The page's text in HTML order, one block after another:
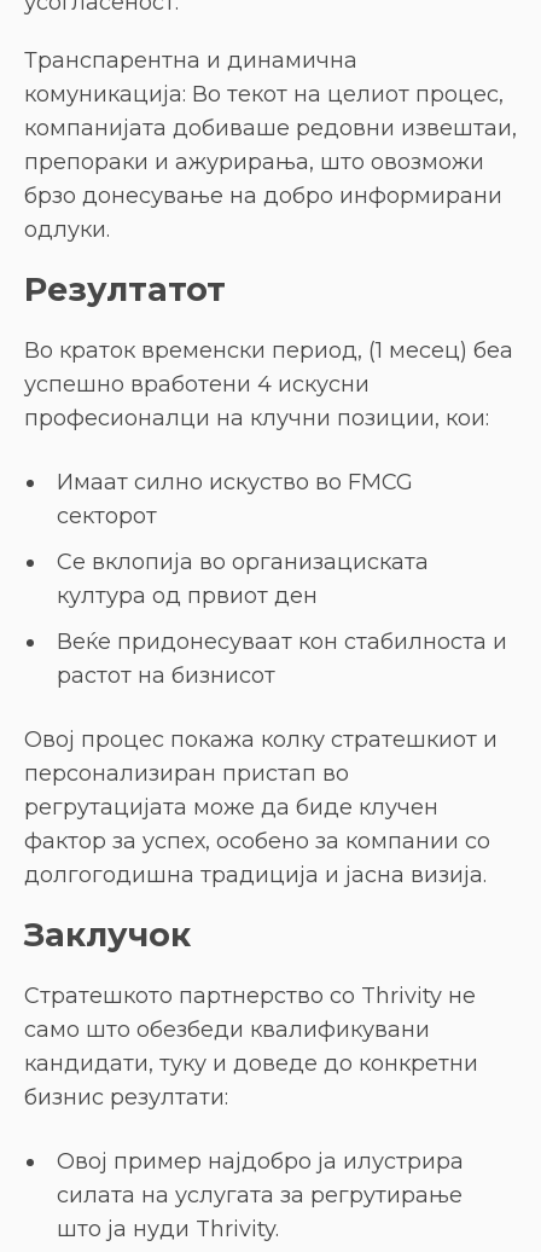
Транспарентна и динамична
комуникација: Во текот на целиот процес,
компанијата добиваше редовни извештаи,
препораки и ажурирања, што овозможи
брзо донесување на добро информирани
одлуки.
Резултатот
Во краток временски период, (1 месец) беа
успешно вработени 4 искусни
професионалци на клучни позиции, кои:
Имаат силно искуство во FMCG
секторот
Се вклопија во организациската
култура од првиот ден
Веќе придонесуваат кон стабилноста и
растот на бизнисот
Овој процес покажа колку стратешкиот и
персонализиран пристап во
регрутацијата може да биде клучен
фактор за успех, особено за компании со
долгогодишна традиција и јасна визија.
Заклучок
Стратешкото партнерство со Thrivity не
само што обезбеди квалификувани
кандидати, туку и доведе до конкретни
бизнис резултати:
Овој пример најдобро ја илустрира
силата на услугата за регрутирање
што ја нуди Thrivity.